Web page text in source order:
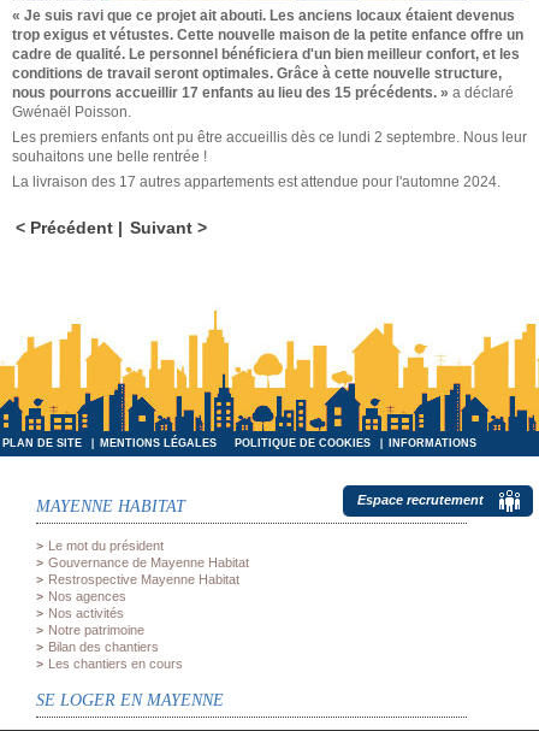
« Je suis ravi que ce projet ait abouti. Les anciens locaux étaient devenus
trop exigus et vétustes. Cette nouvelle maison de la petite enfance offre un
cadre de qualité. Le personnel bénéficiera d'un bien meilleur confort, et les
conditions de travail seront optimales. Grâce à cette nouvelle structure,
nous pourrons accueillir 17 enfants au lieu des 15 précédents. » a déclaré
Gwénaël Poisson.
Les premiers enfants ont pu être accueillis dès ce lundi 2 septembre. Nous leur
souhaitons une belle rentrée !
La livraison des 17 autres appartements est attendue pour l'automne 2024.
Précédent Suivant
PLAN DE SITE MENTIONS LÉGALES POLITIQUE DE COOKIES
INFORMATIONS
MAYENNE HABITAT
Le mot du président
Gouvernance de Mayenne Habitat
Restrospective Mayenne Habitat
Nos agences
Nos activités
Notre patrimoine
Bilan des chantiers
Les chantiers en cours
SE LOGER EN MAYENNE
Espace recrutement